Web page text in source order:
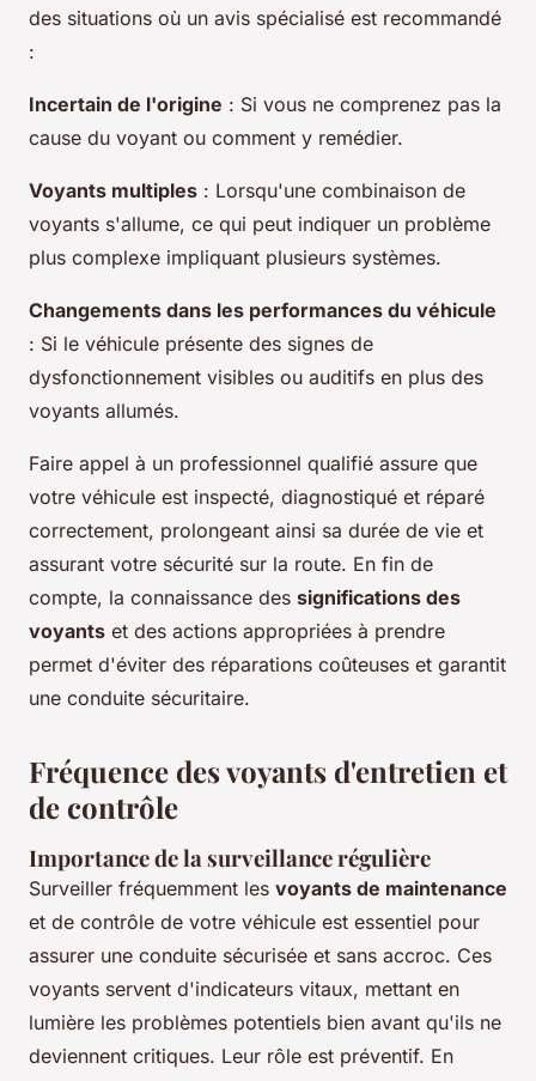
des situations où un avis spécialisé est recommandé
:
Incertain de l'origine : Si vous ne comprenez pas la
cause du voyant ou comment y remédier.
Voyants multiples : Lorsqu'une combinaison de
voyants s'allume, ce qui peut indiquer un problème
plus complexe impliquant plusieurs systèmes.
Changements dans les performances du véhicule
: Si le véhicule présente des signes de
dysfonctionnement visibles ou auditifs en plus des
voyants allumés.
Faire appel à un professionnel qualifié assure que
votre véhicule est inspecté, diagnostiqué et réparé
correctement, prolongeant ainsi sa durée de vie et
assurant votre sécurité sur la route. En fin de
compte, la connaissance des significations des
voyants et des actions appropriées à prendre
permet d'éviter des réparations coûteuses et garantit
une conduite sécuritaire.
Fréquence des voyants d'entretien et
de contrôle
Importance de la surveillance régulière
Surveiller fréquemment les voyants de maintenance
et de contrôle de votre véhicule est essentiel pour
assurer une conduite sécurisée et sans accroc. Ces
voyants servent d'indicateurs vitaux, mettant en
lumière les problèmes potentiels bien avant qu'ils ne
deviennent critiques. Leur rôle est préventif. En